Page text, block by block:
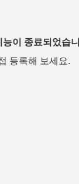
이 종료되었습
등록해 보세요.